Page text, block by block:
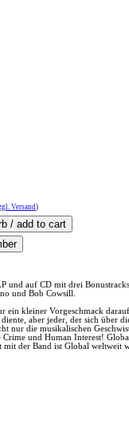
Versand)
auf CD mit drei
und Bob Cowsill.
kleiner Vorgeschmack
aber jeder, der sich
die musikalischen
und Human Interest!
der Band ist Global weltweit